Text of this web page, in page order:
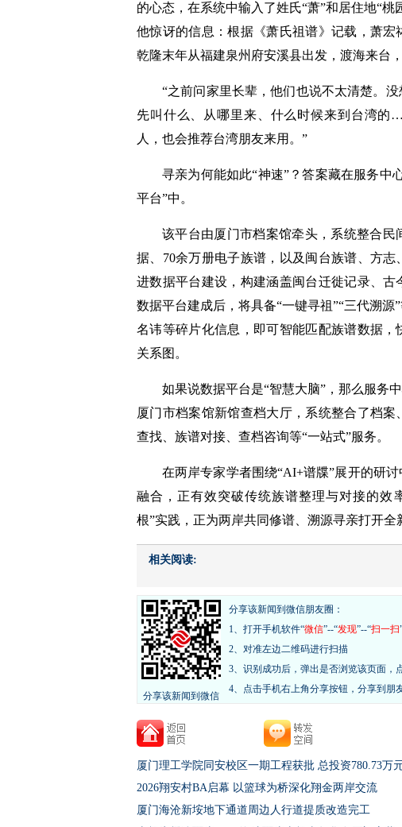
的心态，在系统中输入了姓氏“萧”和居住地“
他惊讶的信息：根据《萧氏祖谱》记载，萧
乾隆末年从福建泉州府安溪县出发，渡海来
“之前问家里长辈，他们也说不太清楚。
先叫什么、从哪里来、什么时候来到台湾
人，也会推荐台湾朋友来用。”
寻亲为何能如此“神速”？答案藏在服务
平台”中。
该平台由厦门市档案馆牵头，系统整合
据、70余万册电子族谱，以及闽台族谱、方
进数据平台建设，构建涵盖闽台迁徙记录、古
数据平台建成后，将具备“一键寻祖”“三代溯
名讳等碎片化信息，即可智能匹配族谱数据
关系图。
如果说数据平台是“智慧大脑”，那么服务
厦门市档案馆新馆查档大厅，系统整合了档
查找、族谱对接、查档咨询等“一站式”服务。
在两岸专家学者围绕“AI+谱牒”展开的研
融合，正有效突破传统族谱整理与对接的效
根”实践，正为两岸共同修谱、溯源寻亲打开全
相关阅读:
分享该新闻到微信
分享该新闻到微信朋友圈：
1、打开手机软件“微信”--“发现”--“扫一扫
2、对准左边二维码进行扫描
3、识别成功后，弹出是否浏览该页面，
4、点击手机右上角分享按钮，分享到朋
厦门理工学院同安校区一期工程获批 总投资780.73万
2026翔安村BA启幕 以篮球为桥深化翔金两岸交流
厦门海沧新垵地下通道周边人行道提质改造完工